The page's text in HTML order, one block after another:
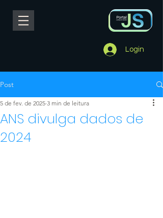
Login
Post
ANS divulga dados de
2024
5 de fev. de 2025 3 min de leitura